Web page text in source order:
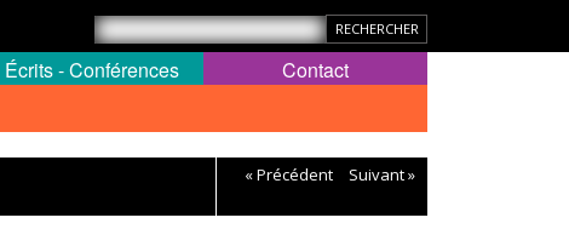
Écrits - Conférences Contact
« Précédent Suivant »